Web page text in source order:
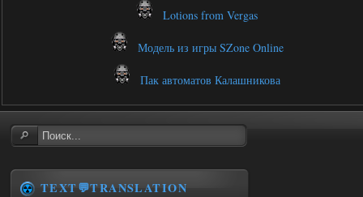
Lotions from Vergas
Модель из игры SZone Online
Пак автоматов Калашникова
TEXT💬TRANSLATION